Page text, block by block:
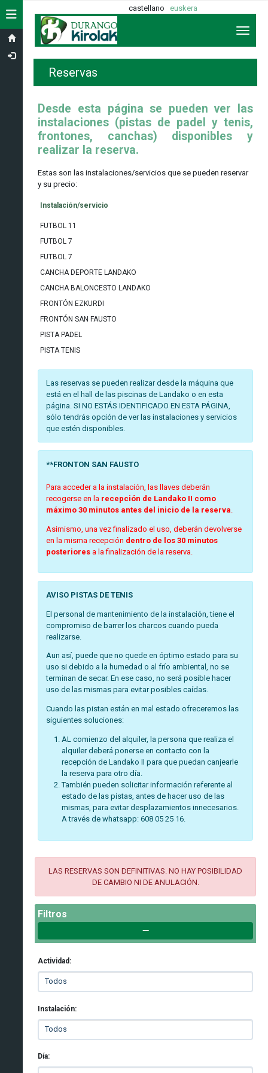
Toggle navigation castellano euskera
Reservas
Desde esta página se pueden ver las
instalaciones (pistas de padel y tenis,
frontones, canchas) disponibles y
realizar la reserva.
Estas son las instalaciones/servicios que se pueden reservar
y su precio:
Instalación/servicio
FUTBOL 11
FUTBOL 7
FUTBOL 7
CANCHA DEPORTE LANDAKO
CANCHA BALONCESTO LANDAKO
FRONTÓN EZKURDI
FRONTÓN SAN FAUSTO
PISTA PADEL
PISTA TENIS
Las reservas se pueden realizar desde la máquina que
está en el hall de las piscinas de Landako o en esta
página. SI NO ESTÁS IDENTIFICADO EN ESTA PÁGINA,
sólo tendrás opción de ver las instalaciones y servicios
que estén disponibles.
**FRONTON SAN FAUSTO
Para acceder a la instalación, las llaves deberán
recogerse en la recepción de Landako II como
máximo 30 minutos antes del inicio de la reserva
Asimismo, una vez finalizado el uso, deberán devolverse
en la misma recepción dentro de los 30 minutos
posteriores a la finalización de la reserva.
AVISO PISTAS DE TENIS
El personal de mantenimiento de la instalación, tiene el
compromiso de barrer los charcos cuando pueda
realizarse.
Aun así, puede que no quede en óptimo estado para su
uso si debido a la humedad o al frío ambiental, no se
terminan de secar. En ese caso, no será posible hacer
uso de las mismas para evitar posibles caídas.
Cuando las pistan están en mal estado ofreceremos las
siguientes soluciones:
AL comienzo del alquiler, la persona que realiza el
alquiler deberá ponerse en contacto con la
recepción de Landako II para que puedan canjearle
la reserva para otro día.
También pueden solicitar información referente al
estado de las pistas, antes de hacer uso de las
mismas, para evitar desplazamientos innecesarios.
A través de whatsapp: 608 05 25 16.
LAS RESERVAS SON DEFINITIVAS. NO HAY POSIBILIDAD
DE CAMBIO NI DE ANULACIÓN.
Filtros
Actividad:
Instalación:
Día: